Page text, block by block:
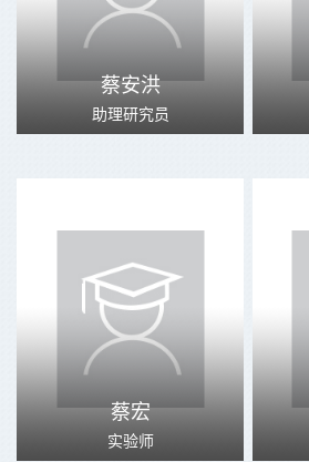
蔡安洪
助理研究员
蔡宏
实验师